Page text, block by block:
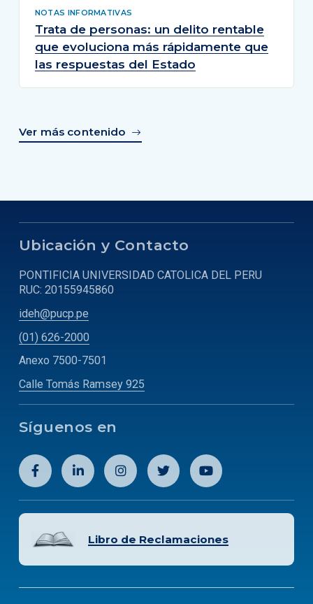
NOTAS INFORMATIVAS
Trata de personas: un delito rentable
que evoluciona más rápidamente que
las respuestas del Estado
Ver más contenido
Ubicación y Contacto
PONTIFICIA UNIVERSIDAD CATOLICA DEL PERU
RUC: 20155945860
ideh@pucp.pe
(01) 626-2000
Anexo 7500-7501
Calle Tomás Ramsey 925
Síguenos en
Libro de Reclamaciones